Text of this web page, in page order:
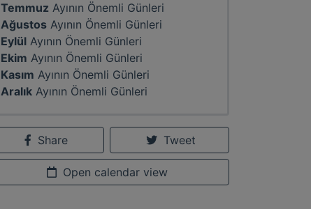
Temmuz Ayının Önemli Günleri
Ağustos Ayının Önemli Günleri
Eylül Ayının Önemli Günleri
Ekim Ayının Önemli Günleri
Kasım Ayının Önemli Günleri
Aralık Ayının Önemli Günleri
Share Tweet
Open calendar view